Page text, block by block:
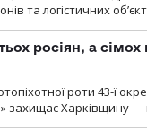
та логістичних
росіян, а
роти 43-ї
захищає Харківщину —